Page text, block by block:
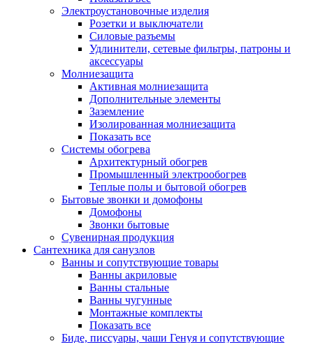
Электроустановочные изделия
Розетки и выключатели
Силовые разъемы
Удлинители, сетевые фильтры, патроны и
аксессуары
Молниезащита
Активная молниезащита
Дополнительные элементы
Заземление
Изолированная молниезащита
Показать все
Системы обогрева
Архитектурный обогрев
Промышленный электрообогрев
Теплые полы и бытовой обогрев
Бытовые звонки и домофоны
Домофоны
Звонки бытовые
Сувенирная продукция
Сантехника для санузлов
Ванны и сопутствующие товары
Ванны акриловые
Ванны стальные
Ванны чугунные
Монтажные комплекты
Показать все
Биде, писсуары, чаши Генуя и сопутствующие